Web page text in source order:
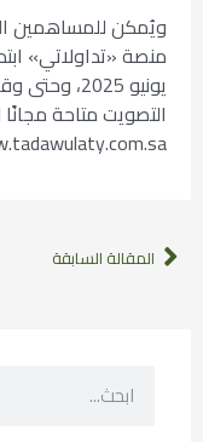
ويُمكن للمساهمين
يونيو
التصويت متاحة
المقالة السابقة